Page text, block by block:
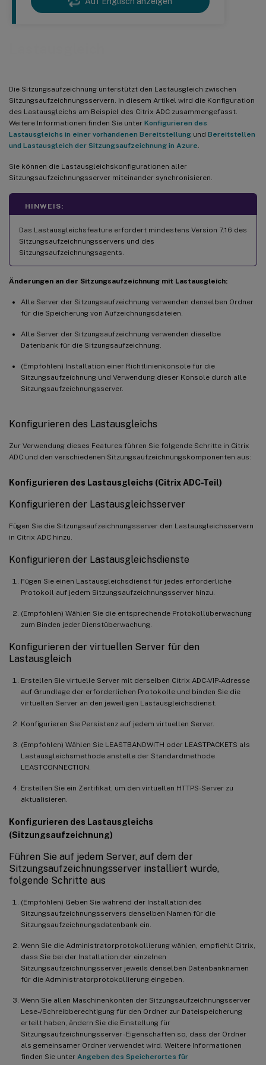
Die Sitzungsaufzeichnung unterstützt den Lastausgleich zwischen
Sitzungsaufzeichnungsservern. In diesem Artikel wird die Konfiguration
des Lastausgleichs am Beispiel des Citrix ADC zusammengefasst.
Weitere Informationen finden Sie unter Konfigurieren des
Lastausgleichs in einer vorhandenen Bereitstellung und Bereitstellen
und Lastausgleich der Sitzungsaufzeichnung in Azure
Sie können die Lastausgleichskonfigurationen aller
Sitzungsaufzeichnungsserver miteinander synchronisieren.
HINWEIS:
Das Lastausgleichsfeature erfordert mindestens Version 7.16 des
Sitzungsaufzeichnungsservers und des
Sitzungsaufzeichnungsagents.
Änderungen an der Sitzungsaufzeichnung mit Lastausgleich:
Alle Server der Sitzungsaufzeichnung verwenden denselben Ordner
für die Speicherung von Aufzeichnungsdateien.
Alle Server der Sitzungsaufzeichnung verwenden dieselbe
Datenbank für die Sitzungsaufzeichnung.
(Empfohlen) Installation einer Richtlinienkonsole für die
Sitzungsaufzeichnung und Verwendung dieser Konsole durch alle
Sitzungsaufzeichnungsserver.
Konfigurieren des Lastausgleichs
Zur Verwendung dieses Features führen Sie folgende Schritte in Citrix
ADC und den verschiedenen Sitzungsaufzeichnungskomponenten aus:
Konfigurieren des Lastausgleichs (Citrix ADC-Teil)
Konfigurieren der Lastausgleichsserver
Fügen Sie die Sitzungsaufzeichnungsserver den Lastausgleichsservern
in Citrix ADC hinzu.
Konfigurieren der Lastausgleichsdienste
Fügen Sie einen Lastausgleichsdienst für jedes erforderliche
Protokoll auf jedem Sitzungsaufzeichnungsserver hinzu.
(Empfohlen) Wählen Sie die entsprechende Protokollüberwachung
zum Binden jeder Dienstüberwachung.
Konfigurieren der virtuellen Server für den
Lastausgleich
Erstellen Sie virtuelle Server mit derselben Citrix ADC-VIP-Adresse
auf Grundlage der erforderlichen Protokolle und binden Sie die
virtuellen Server an den jeweiligen Lastausgleichsdienst.
Konfigurieren Sie Persistenz auf jedem virtuellen Server.
(Empfohlen) Wählen Sie LEASTBANDWITH oder LEASTPACKETS als
Lastausgleichsmethode anstelle der Standardmethode
LEASTCONNECTION.
Erstellen Sie ein Zertifikat, um den virtuellen HTTPS-Server zu
aktualisieren.
Konfigurieren des Lastausgleichs
(Sitzungsaufzeichnung)
Führen Sie auf jedem Server, auf dem der
Sitzungsaufzeichnungsserver installiert wurde,
folgende Schritte aus
(Empfohlen) Geben Sie während der Installation des
Sitzungsaufzeichnungsservers denselben Namen für die
Sitzungsaufzeichnungsdatenbank ein.
Wenn Sie die Administratorprotokollierung wählen, empfiehlt Citrix,
dass Sie bei der Installation der einzelnen
Sitzungsaufzeichnungsserver jeweils denselben Datenbanknamen
für die Administratorprotokollierung eingeben.
Wenn Sie allen Maschinenkonten der Sitzungsaufzeichnungsserver
Lese-/Schreibberechtigung für den Ordner zur Dateispeicherung
erteilt haben, ändern Sie die Einstellung für
Sitzungsaufzeichnungsserver - Eigenschaften so, dass der Ordner
als gemeinsamer Ordner verwendet wird. Weitere Informationen
finden Sie unter Angeben des Speicherortes für